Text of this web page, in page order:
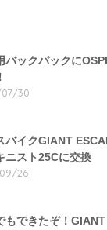
バックパックに
30
バイクGIANT
ニスト25Cに交換
26
もできたぞ！